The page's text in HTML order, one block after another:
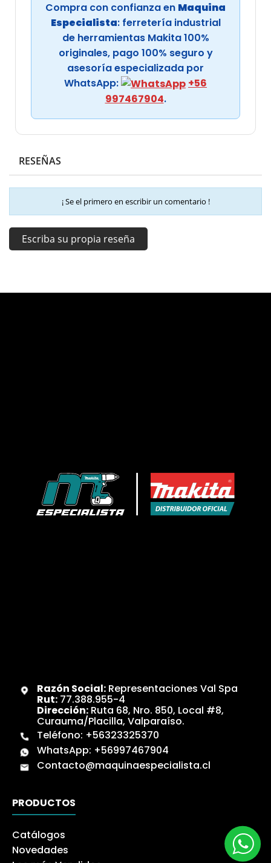
Compra con confianza en Maquina
Especialista: ferretería industrial
de herramientas Makita 100%
originales, pago 100% seguro y
asesoría especializada por
WhatsApp:
+56
997467904.
RESEÑAS
¡ Se el primero en escribir un comentario !
Escriba su propia reseña
Razón Social:Representaciones Val Spa
Rut:77.388.955-4
Dirección:Ruta 68, Nro. 850, Local #8,
Curauma/Placilla, Valparaíso.
Teléfono: +56323325370
WhatsApp: +56997467904
Contacto@maquinaespecialista.cl
PRODUCTOS
Catálogos
Novedades